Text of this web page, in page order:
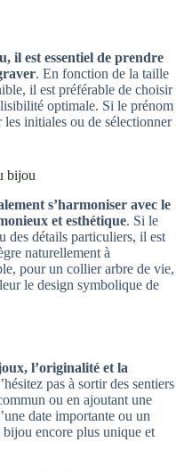
il est essentiel de prendre
. En fonction de la taille
il est préférable de choisir
optimale. Si le prénom
initiales ou de sélectionner
bijou
s’harmoniser avec le
et esthétique. Si le
des détails particuliers, il est
naturellement à
pour un collier arbre de vie,
le design symbolique de
l’originalité et la
pas à sortir des sentiers
ou en ajoutant une
date importante ou un
encore plus unique et